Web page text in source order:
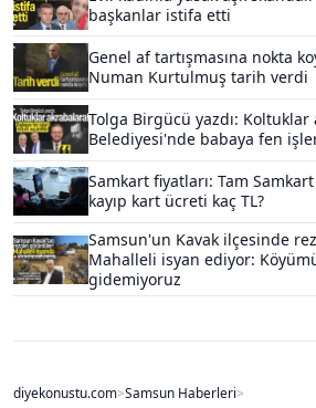
başkanlar istifa etti
Genel af tartışmasına nokta
Numan Kurtulmuş tarih verdi
Tolga Birgücü yazdı: Koltuklar
Belediyesi'nde babaya fen
Samkart fiyatları: Tam
kayıp kart ücreti kaç TL?
Samsun'un Kavak ilçesinde
Mahalleli isyan ediyor:
gidemiyoruz
diyekonustu.com>Samsun Haberleri>